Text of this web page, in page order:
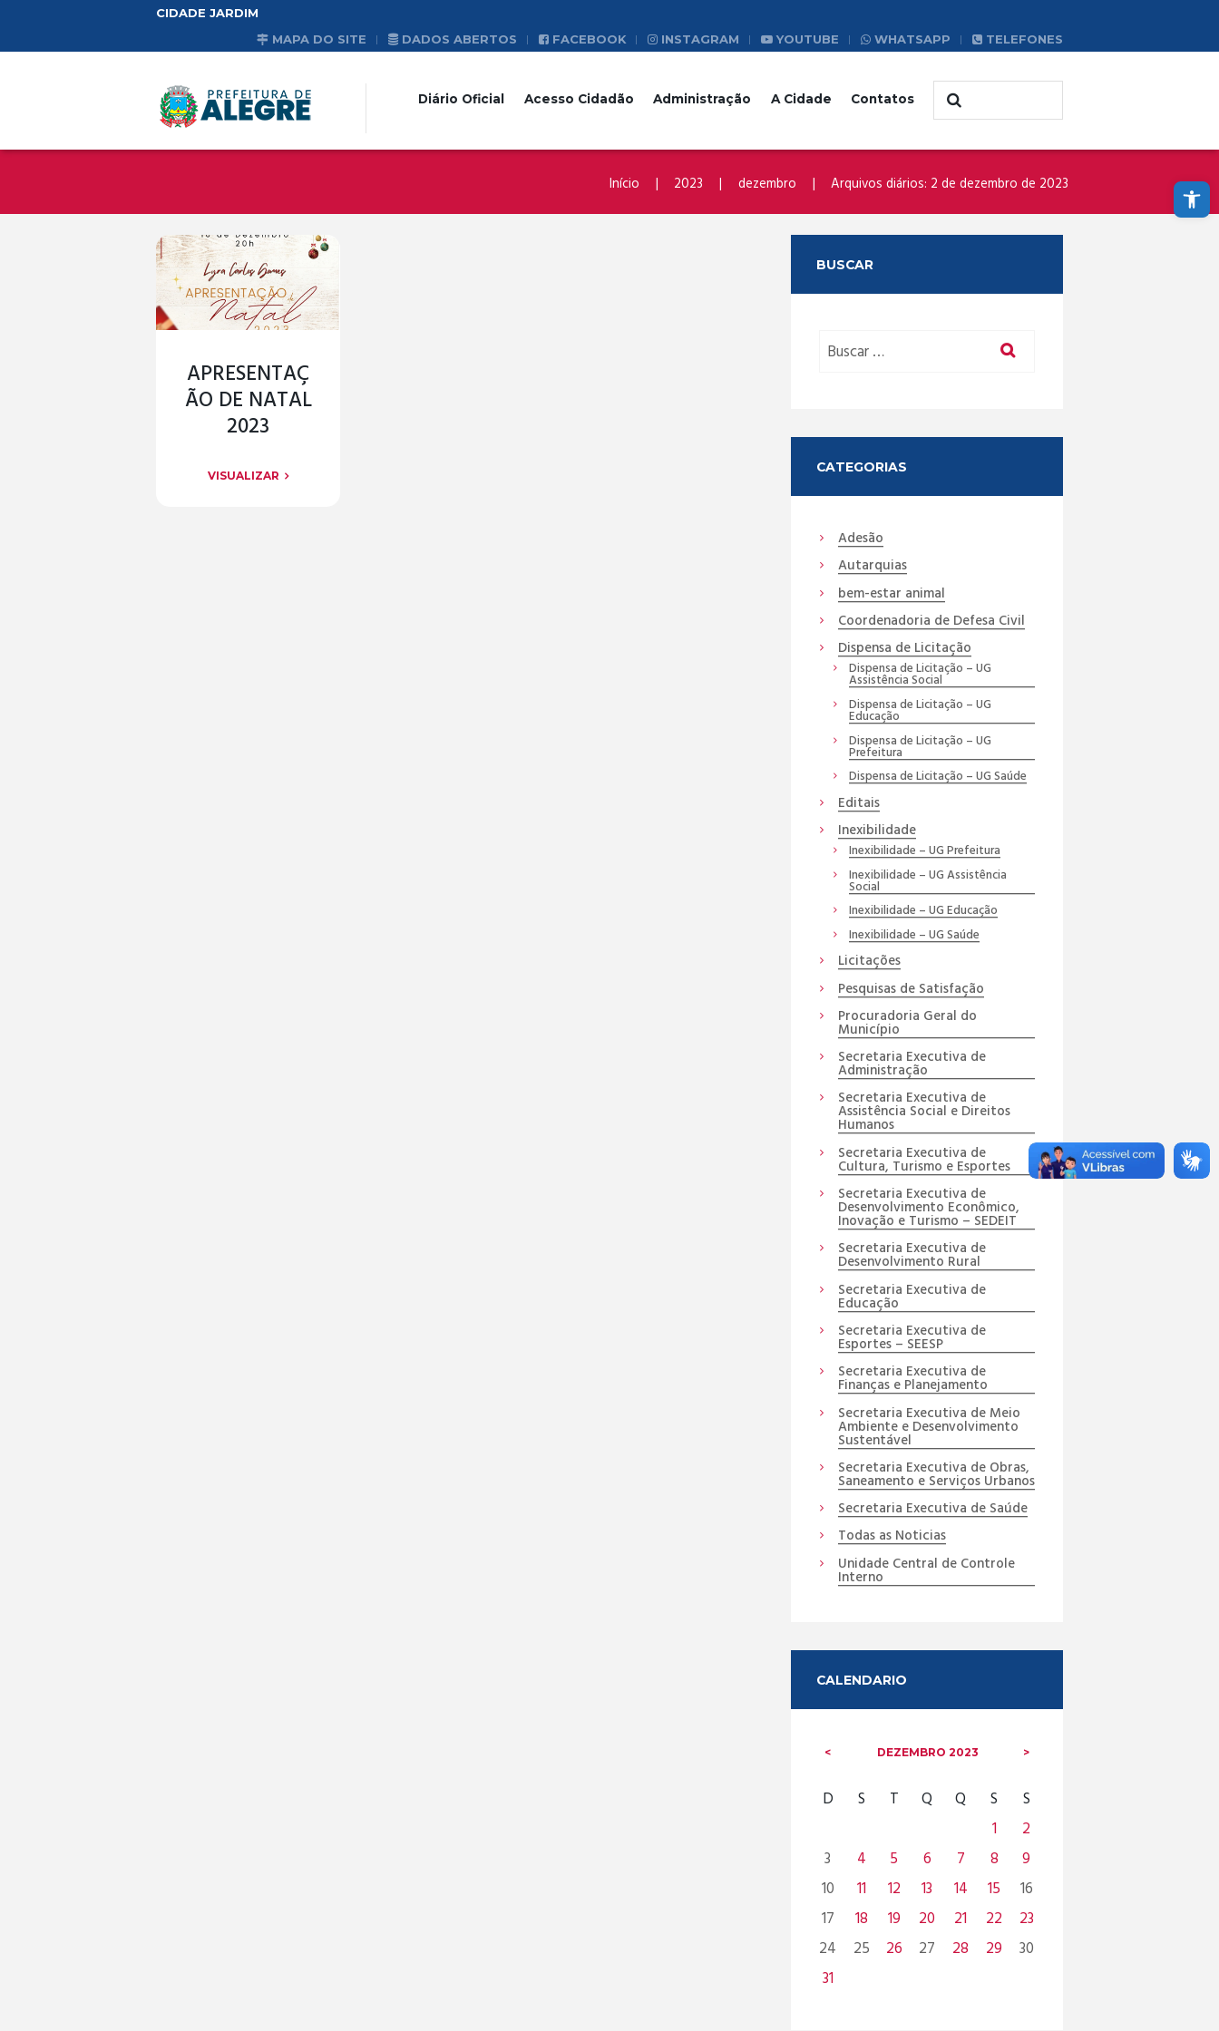
Abrir a barra de ferramentas
CIDADE JARDIM
MAPA DO SITE
DADOS ABERTOS FACEBOOK INSTAGRAM YOUTUBE WHATSAPP TELEFONES
Diário Oficial Acesso Cidadão Administração A Cidade Contatos
Início 2023 dezembro Arquivos diários: 2 de dezembro de 2023
APRESENTAÇ
ÃO DE NATAL
2023
VISUALIZAR
BUSCAR
CATEGORIAS
Adesão
Autarquias
bem-estar animal
Coordenadoria de Defesa Civil
Dispensa de Licitação
Dispensa de Licitação – UG
Assistência Social
Dispensa de Licitação – UG
Educação
Dispensa de Licitação – UG
Prefeitura
Dispensa de Licitação – UG Saúde
Editais
Inexibilidade
Inexibilidade – UG Prefeitura
Inexibilidade – UG Assistência
Social
Inexibilidade – UG Educação
Inexibilidade – UG Saúde
Licitações
Pesquisas de Satisfação
Procuradoria Geral do
Município
Secretaria Executiva de
Administração
Secretaria Executiva de
Assistência Social e Direitos
Humanos
Secretaria Executiva de
Cultura, Turismo e Esportes
Secretaria Executiva de
Desenvolvimento Econômico,
Inovação e Turismo – SEDEIT
Secretaria Executiva de
Desenvolvimento Rural
Secretaria Executiva de
Educação
Secretaria Executiva de
Esportes – SEESP
Secretaria Executiva de
Finanças e Planejamento
Secretaria Executiva de Meio
Ambiente e Desenvolvimento
Sustentável
Secretaria Executiva de Obras,
Saneamento e Serviços Urbanos
Secretaria Executiva de Saúde
Todas as Noticias
Unidade Central de Controle
Interno
CALENDARIO
DEZEMBRO2023
D S T Q Q S
S
1
2
3
4 5 6 7 8
9
10
11 12 13 14 15
16
17
18 19 20 21 22
23
24
25 26 27 28 29
30
31